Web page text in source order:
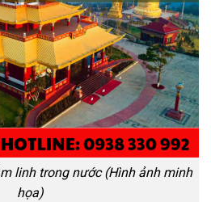
linh trong nước (Hình ảnh minh
họa)